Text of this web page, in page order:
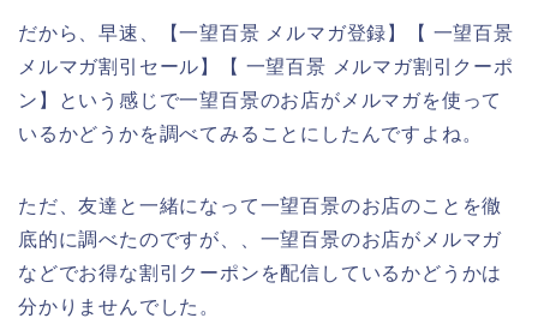
だから、早速、【一望百景 メルマガ登録】【 一望百景
メルマガ割引セール】【 一望百景 メルマガ割引クーポ
ン】という感じで一望百景のお店がメルマガを使って
いるかどうかを調べてみることにしたんですよね。
ただ、友達と一緒になって一望百景のお店のことを徹
底的に調べたのですが、、一望百景のお店がメルマガ
などでお得な割引クーポンを配信しているかどうかは
分かりませんでした。